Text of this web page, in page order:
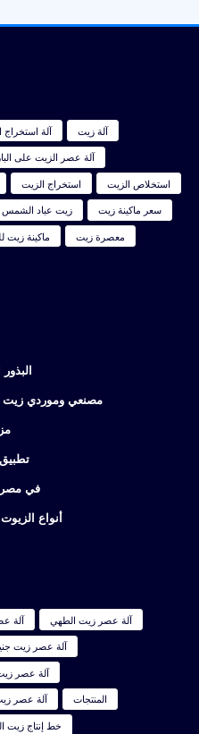
آلة استخراج
آلة زيت
آلة عصر الزيت على
استخراج الزيت
استخلاص الزيت
زيت عباد الشمس
سعر ماكينة زيت
ماكينة زيت
معصرة زيت
مصنعي وموردي زيت
آلة طحن زيت جوز الهند آلة طحن vco في مصر
أنواع
آلة
آلة عصر زيت الطهي
آلة عصر زيت
آلة عصر
آلة عصر
المنتجات
خط إنتاج زيت